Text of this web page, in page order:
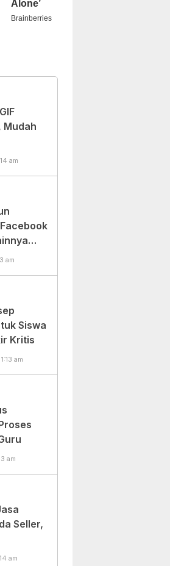
Mudah
am
am
Siswa
Kritis
am
am
Seller,
am